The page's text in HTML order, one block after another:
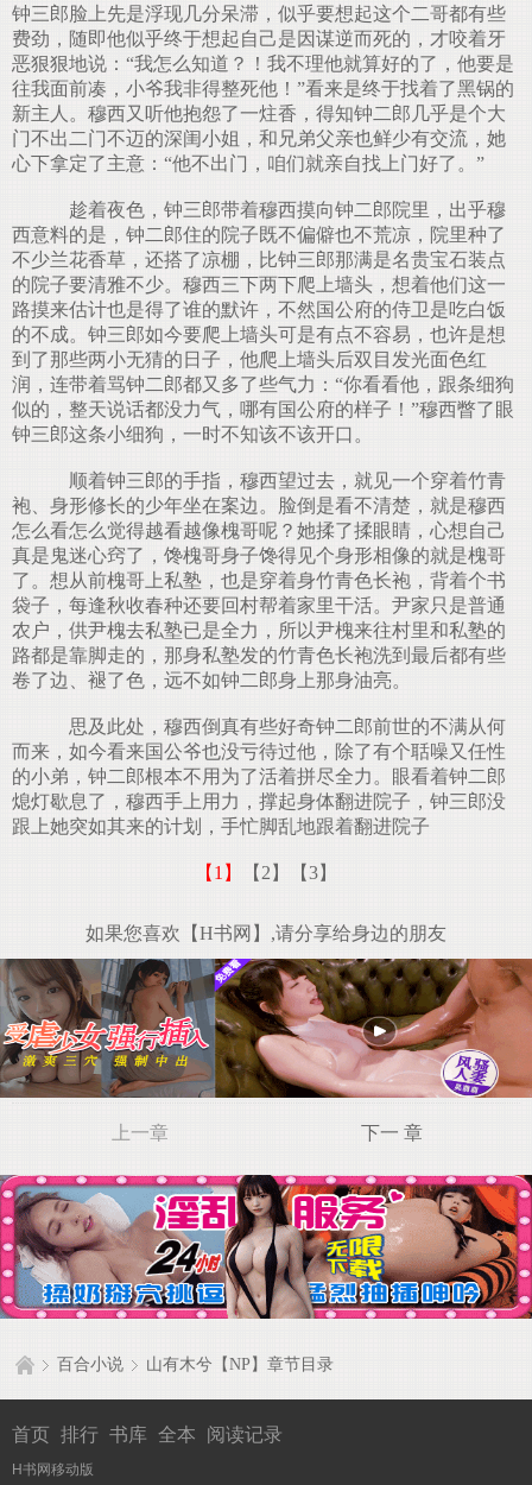
钟三郎脸上先是浮现几分呆滞，似乎要想起这个二哥都有些
费劲，随即他似乎终于想起自己是因谋逆而死的，才咬着牙
恶狠狠地说：“我怎么知道？！我不理他就算好的了，他要是
往我面前凑，小爷我非得整死他！”看来是终于找着了黑锅的
新主人。穆西又听他抱怨了一炷香，得知钟二郎几乎是个大
门不出二门不迈的深闺小姐，和兄弟父亲也鲜少有交流，她
心下拿定了主意：“他不出门，咱们就亲自找上门好了。”
趁着夜色，钟三郎带着穆西摸向钟二郎院里，出乎穆
西意料的是，钟二郎住的院子既不偏僻也不荒凉，院里种了
不少兰花香草，还搭了凉棚，比钟三郎那满是名贵宝石装点
的院子要清雅不少。穆西三下两下爬上墙头，想着他们这一
路摸来估计也是得了谁的默许，不然国公府的侍卫是吃白饭
的不成。钟三郎如今要爬上墙头可是有点不容易，也许是想
到了那些两小无猜的日子，他爬上墙头后双目发光面色红
润，连带着骂钟二郎都又多了些气力：“你看看他，跟条细狗
似的，整天说话都没力气，哪有国公府的样子！”穆西瞥了眼
钟三郎这条小细狗，一时不知该不该开口。
顺着钟三郎的手指，穆西望过去，就见一个穿着竹青
袍、身形修长的少年坐在案边。脸倒是看不清楚，就是穆西
怎么看怎么觉得越看越像槐哥呢？她揉了揉眼睛，心想自己
真是鬼迷心窍了，馋槐哥身子馋得见个身形相像的就是槐哥
了。想从前槐哥上私塾，也是穿着身竹青色长袍，背着个书
袋子，每逢秋收春种还要回村帮着家里干活。尹家只是普通
农户，供尹槐去私塾已是全力，所以尹槐来往村里和私塾的
路都是靠脚走的，那身私塾发的竹青色长袍洗到最后都有些
卷了边、褪了色，远不如钟二郎身上那身油亮。
思及此处，穆西倒真有些好奇钟二郎前世的不满从何
而来，如今看来国公爷也没亏待过他，除了有个聒噪又任性
的小弟，钟二郎根本不用为了活着拼尽全力。眼看着钟二郎
熄灯歇息了，穆西手上用力，撑起身体翻进院子，钟三郎没
跟上她突如其来的计划，手忙脚乱地跟着翻进院子
【1】 【2】 【3】
如果您喜欢【H书网】,请分享给身边的朋友
上一章 下一 章
百合小说 山有木兮【NP】章节目录
首页 排行 书库 全本 阅读记录
H书网移动版